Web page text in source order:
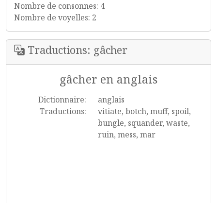
Nombre de consonnes: 4
Nombre de voyelles: 2
Traductions: gâcher
gâcher en anglais
Dictionnaire:
anglais
Traductions:
vitiate, botch, muff, spoil,
bungle, squander, waste,
ruin, mess, mar